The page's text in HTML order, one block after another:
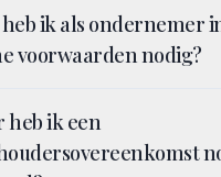
ik als ondernemer
voorwaarden nodig?
heb ik een